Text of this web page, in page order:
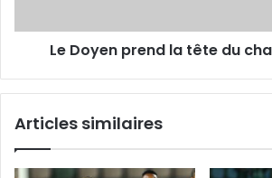
Le Doyen prend la tête du
Articles similaires